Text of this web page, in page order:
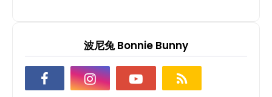
波尼兔 Bonnie Bunny